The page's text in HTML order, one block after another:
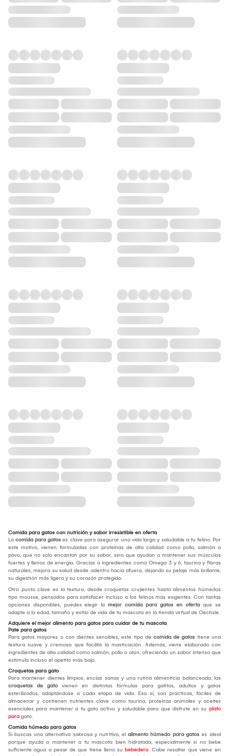
Comida para gatos con nutrición y sabor irresistible en oferta
La comida para gatos es clave para asegurar una vida larga y saludable a tu felino. Por
este motivo, vienen formuladas con proteínas de alta calidad como pollo, salmón o
pavo, que no solo encantan por su sabor, sino que ayudan a mantener sus músculos
fuertes y llenos de energía. Gracias a ingredientes como Omega 3 y 6, taurina y fibras
naturales, mejora su salud desde adentro hacia afuera, dejando su pelaje más brillante,
su digestión más ligera y su corazón protegido.
Otro punto clave es la textura, desde croquetas crujientes hasta alimentos húmedos
tipo mousse, pensados para satisfacer incluso a los felinos más exigentes. Con tantas
opciones disponibles, puedes elegir la mejor comida para gatos en oferta que se
adapte a la edad, tamaño y estilo de vida de tu mascota en la tienda virtual de Oechsle.
Adquiere el mejor alimento para gatos para cuidar de tu mascota
Pate para gatos
Para gatos mayores o con dientes sensibles, este tipo de comida de gatos tiene una
textura suave y cremosa que facilita la masticación. Además, viene elaborado con
ingredientes de alta calidad como salmón, pollo o atún, ofreciendo un sabor intenso que
estimula incluso el apetito más bajo.
Croquetas para gato
Para mantener dientes limpios, encías sanas y una rutina alimenticia balanceada, las
croquetas de gato vienen en distintas fórmulas para gatitos, adultos y gatos
esterilizados, adaptándose a cada etapa de vida. Eso sí, son prácticas, fáciles de
almacenar y contienen nutrientes clave como taurina, proteínas animales y aceites
esenciales para mantener a tu gato activo y saludable para que disfrute en su plato
para gato.
Comida húmeda para gatos
Si buscas una alternativa sabrosa y nutritiva, el alimento húmedo para gatos es ideal
porque ayuda a mantener a tu mascota bien hidratada, especialmente si no bebe
suficiente agua a pesar de que tiene lleno su bebedero. Cabe resaltar que viene en